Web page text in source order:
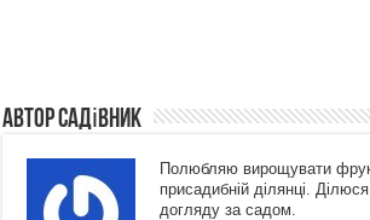
Автор Садівник
Полюбляю вирощувати
присадибній ділянці.
догляду за садом.